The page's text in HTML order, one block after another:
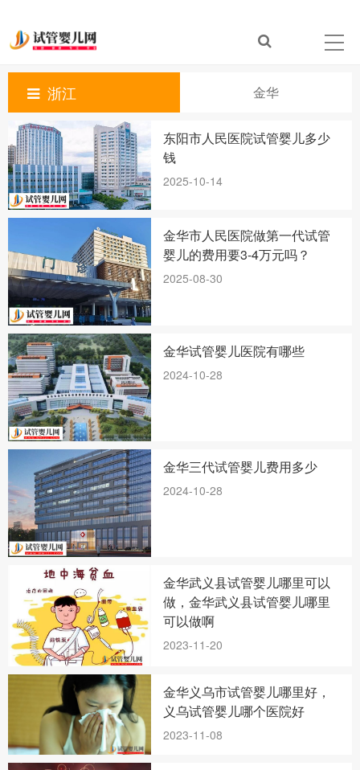
浙江 金华
东阳市人民医院试管婴儿多少
钱
2025-10-14
金华市人民医院做第一代试管
婴儿的费用要3-4万元吗？
2025-08-30
金华试管婴儿医院有哪些
2024-10-28
金华三代试管婴儿费用多少
2024-10-28
金华武义县试管婴儿哪里可以
做，金华武义县试管婴儿哪里
可以做啊
2023-11-20
金华义乌市试管婴儿哪里好，
义乌试管婴儿哪个医院好
2023-11-08